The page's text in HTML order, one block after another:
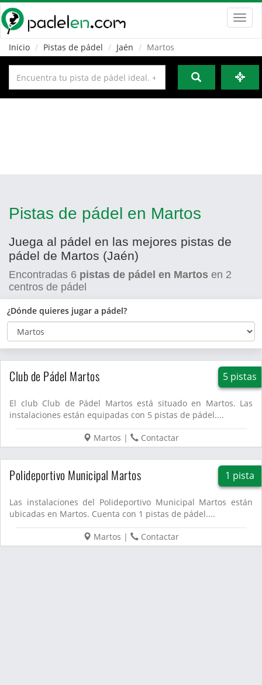
Inicio
Pistas de pádel Jaén Martos
Pistas de pádel en Martos
Juega al pádel en las mejores pistas de
pádel de Martos (Jaén)
Encontradas 6 pistas de pádel en Martos en 2
centros de pádel
¿Dónde quieres jugar a pádel?
Club de Pádel Martos 5 pistas
El club Club de Pádel Martos está situado en Martos. Las
instalaciones están equipadas con 5 pistas de pádel....
Martos | Contactar
Polideportivo Municipal Martos 1 pista
Las instalaciones del Polideportivo Municipal Martos están
ubicadas en Martos. Cuenta con 1 pistas de pádel....
Martos | Contactar